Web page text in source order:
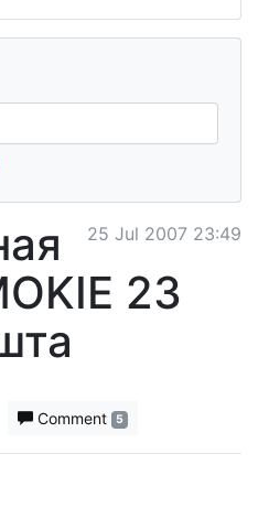
25 Jul 2007 23:49
23
Dropdown
Comment 5